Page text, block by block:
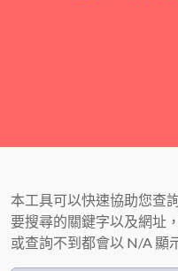
本工具可以快速協助您查
要搜尋的關鍵字以及網址
或查詢不到都會以 N/A 顯